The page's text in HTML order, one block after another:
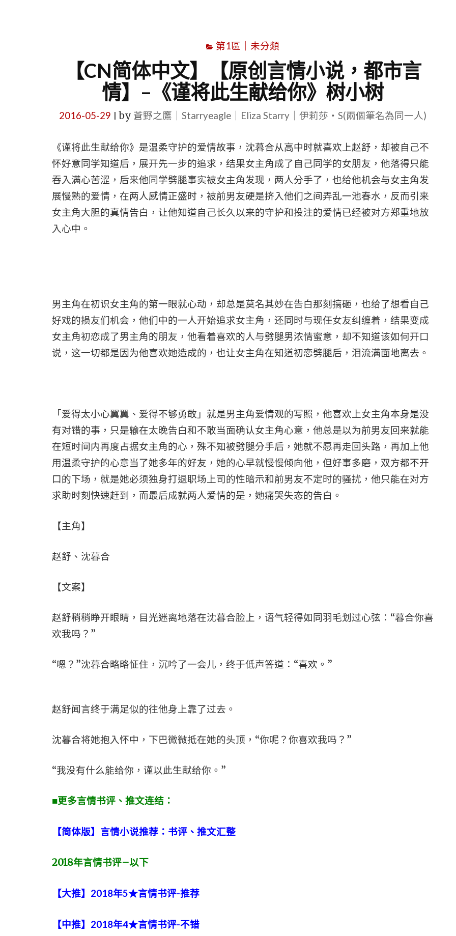
第1區｜未分類
【CN简体中文】【原创言情小说，都市言
情】–《谨将此生献给你》树小树
2016-05-29 by 蒼野之鷹｜Starryeagle｜Eliza Starry｜伊莉莎・S(兩個筆名為同一人)
《谨将此生献给你》是温柔守护的爱情故事，沈暮合从高中时就喜欢上赵舒，却被自己不
怀好意同学知道后，展开先一步的追求，结果女主角成了自己同学的女朋友，他落得只能
吞入满心苦涩，后来他同学劈腿事实被女主角发现，两人分手了，也给他机会与女主角发
展慢熟的爱情，在两人感情正盛时，被前男友硬是挤入他们之间弄乱一池春水，反而引来
女主角大胆的真情告白，让他知道自己长久以来的守护和投注的爱情已经被对方郑重地放
入心中。
男主角在初识女主角的第一眼就心动，却总是莫名其妙在告白那刻搞砸，也给了想看自己
好戏的损友们机会，他们中的一人开始追求女主角，还同时与现任女友纠缠着，结果变成
女主角初恋成了男主角的朋友，他看着喜欢的人与劈腿男浓情蜜意，却不知道该如何开口
说，这一切都是因为他喜欢她造成的，也让女主角在知道初恋劈腿后，泪流满面地离去。
「爱得太小心翼翼、爱得不够勇敢」就是男主角爱情观的写照，他喜欢上女主角本身是没
有对错的事，只是输在太晚告白和不敢当面确认女主角心意，他总是以为前男友回来就能
在短时间内再度占据女主角的心，殊不知被劈腿分手后，她就不愿再走回头路，再加上他
用温柔守护的心意当了她多年的好友，她的心早就慢慢倾向他，但好事多磨，双方都不开
口的下场，就是她必须独身打退职场上司的性暗示和前男友不定时的骚扰，他只能在对方
求助时刻快速赶到，而最后成就两人爱情的是，她痛哭失态的告白。
【主角】
赵舒、沈暮合
【文案】
赵舒稍稍睁开眼睛，目光迷离地落在沈暮合脸上，语气轻得如同羽毛划过心弦：“暮合你喜
欢我吗？”
“嗯？”沈暮合略略怔住，沉吟了一会儿，终于低声答道：“喜欢。”
赵舒闻言终于满足似的往他身上靠了过去。
沈暮合将她抱入怀中，下巴微微抵在她的头顶，“你呢？你喜欢我吗？”
“我没有什么能给你，谨以此生献给你。”
■更多言情书评、推文连结：
【简体版】言情小说推荐：书评、推文汇整
2018年言情书评–以下
【大推】2018年5★言情书评-推荐
【中推】2018年4★言情书评-不错